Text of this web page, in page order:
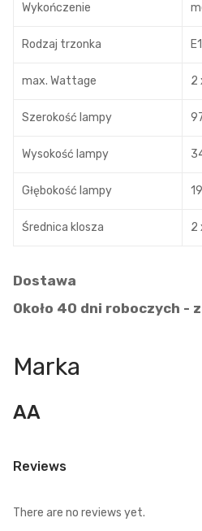
Wykończenie
Rodzaj trzonka
max. Wattage 2
Szerokość lampy
Wysokość lampy
Głębokość lampy
Średnica klosza 2
Dostawa
Około 40 dni roboczych -
Marka
AA
Reviews
There are no reviews yet.